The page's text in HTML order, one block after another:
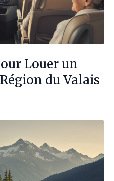
Louer un
du Valais